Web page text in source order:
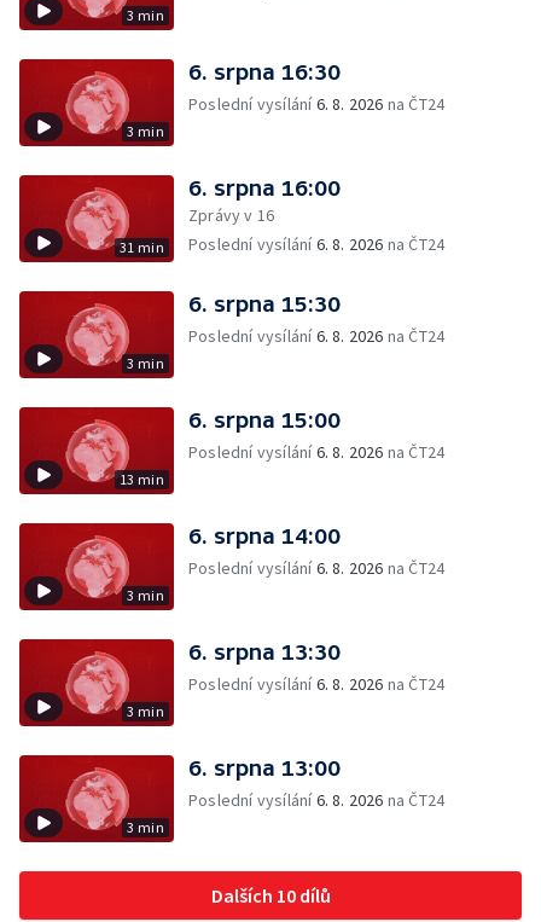
3 min
3 min
6. srpna 16:30
Poslední vysílání6. 8. 2026 na ČT24
31 min
6. srpna 16:00
Zprávy v 16
Poslední vysílání6. 8. 2026 na ČT24
3 min
6. srpna 15:30
Poslední vysílání6. 8. 2026 na ČT24
13 min
6. srpna 15:00
Poslední vysílání6. 8. 2026 na ČT24
3 min
6. srpna 14:00
Poslední vysílání6. 8. 2026 na ČT24
3 min
6. srpna 13:30
Poslední vysílání6. 8. 2026 na ČT24
3 min
6. srpna 13:00
Poslední vysílání6. 8. 2026 na ČT24
Dalších 10 dílů